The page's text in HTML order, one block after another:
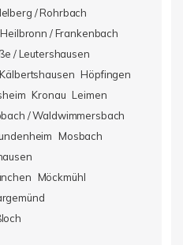
/ Rohrbach
Heilbronn / Frankenbach
/ Leutershausen
Höpfingen
Kronau Leimen
/ Waldwimmersbach
Mosbach
Möckmühl